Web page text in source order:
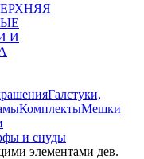
И
Галстуки,
КомплектыМешки
и снуды
элементами дев.